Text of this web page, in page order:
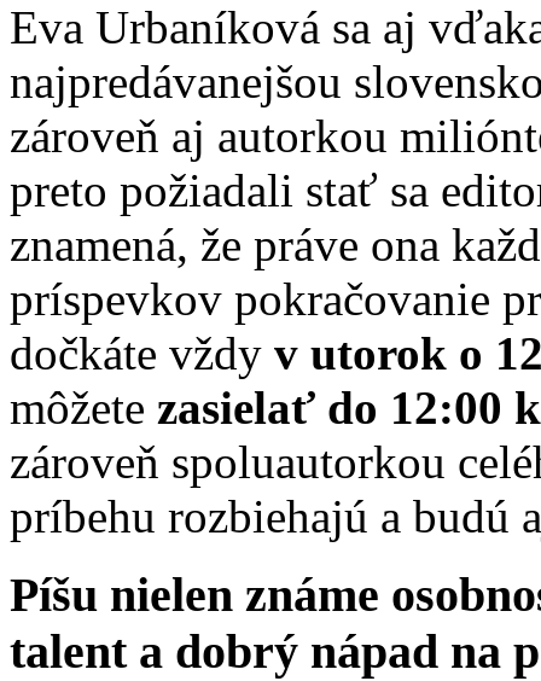
Eva Urbaníková sa aj
najpredávanejšou
zároveň aj autorkou
preto požiadali stať sa
znamená, že práve ona
príspevkov pokračovanie
dočkáte vždy v utorok o
môžete zasielať do 12:00
zároveň spoluautorkou
príbehu rozbiehajú a budú
Píšu nielen známe
talent a dobrý nápad na